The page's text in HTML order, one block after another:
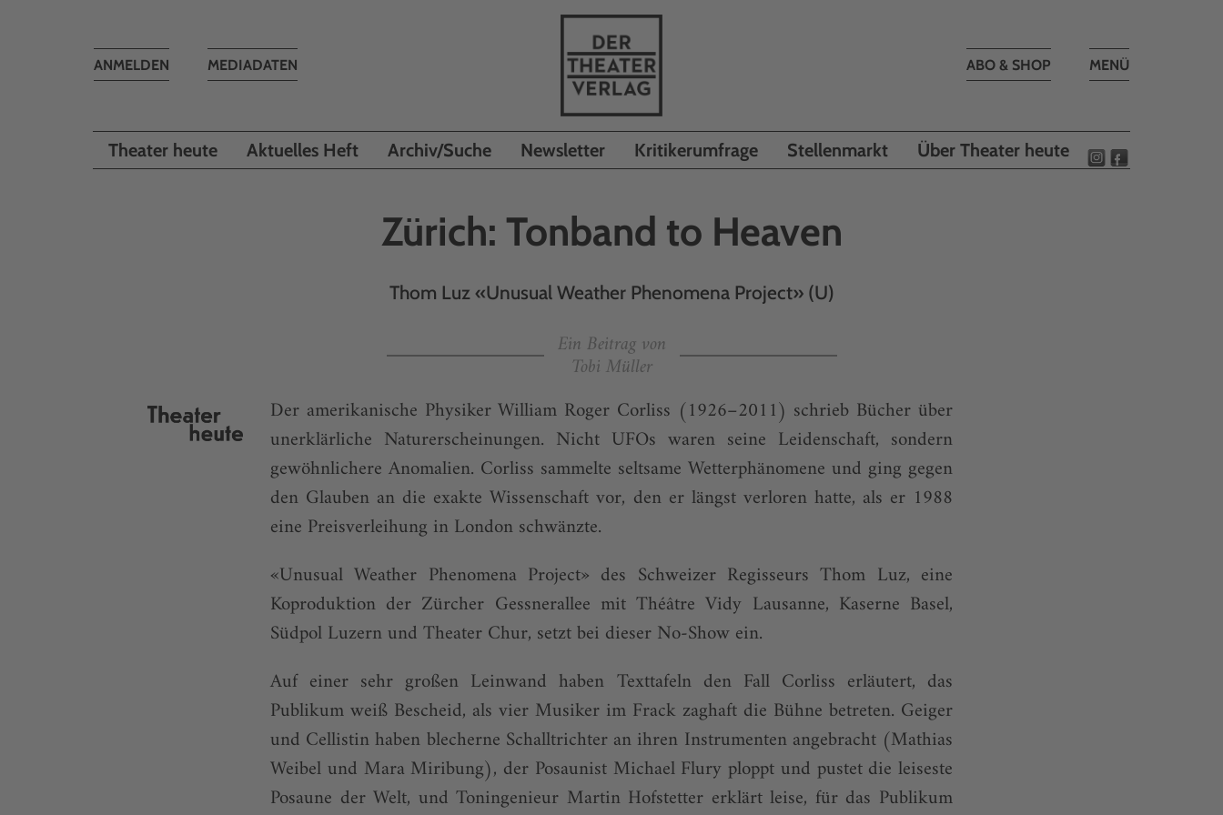
Toggle
MENÜ
ABO & SHOP
MEDIADATEN
Toggle
ANMELDEN
Theater heute Aktuelles Heft Archiv/Suche Newsletter Kritikerumfrage Stellenmarkt Über Theater heute
Zürich: Tonband to Heaven
Thom Luz «Unusual Weather Phenomena Project» (U)
Ein Beitrag von
Tobi Müller
Der amerikanische Physiker William Roger Corliss (1926–2011) schrieb Bücher über
unerklärliche Naturerscheinungen. Nicht UFOs waren seine Leidenschaft, sondern
gewöhnlichere Ano­malien. Corliss sammelte seltsame Wetterphänomene und ging gegen
den Glauben an die exakte Wissenschaft vor, den er längst verloren hatte, als er 1988
eine Preisverleihung in London schwänzte.
«Unusual Weather Phenomena Project» des Schweizer Regisseurs Thom Luz, eine
Koproduktion der Zürcher Gessnerallee mit Théâtre Vidy Lausanne, Kaserne Basel,
Südpol Luzern und Theater Chur, setzt bei dieser No-Show ein.
Auf einer sehr großen Leinwand haben Texttafeln den Fall Corliss erläutert, das
Publikum weiß Bescheid, als vier Musiker im Frack zaghaft die Bühne betreten. Geiger
und Cellistin haben blecherne Schalltrichter an ihren Instrumenten angebracht (Mathias
Weibel und Mara Miribung), der Posaunist Michael Flury ploppt und pustet die leiseste
Posaune der Welt, und Toningenieur Martin Hofstetter erklärt leise, für das Publikum